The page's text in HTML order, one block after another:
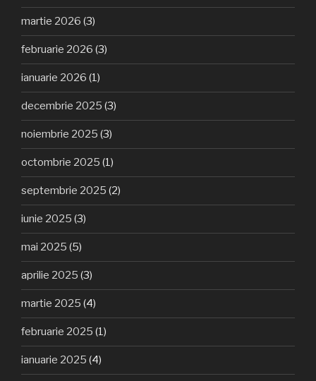
martie 2026 (3)
februarie 2026 (3)
ianuarie 2026 (1)
decembrie 2025 (3)
noiembrie 2025 (3)
octombrie 2025 (1)
septembrie 2025 (2)
iunie 2025 (3)
mai 2025 (5)
aprilie 2025 (3)
martie 2025 (4)
februarie 2025 (1)
ianuarie 2025 (4)